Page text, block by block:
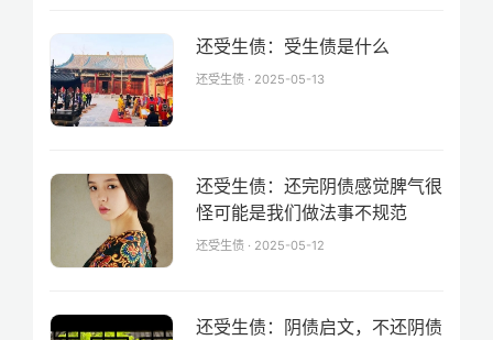
还受生债：受生债是什么
还受生债 · 2025-05-13
还受生债：还完阴债感觉脾气很
怪可能是我们做法事不规范
还受生债 · 2025-05-12
还受生债：阴债启文，不还阴债